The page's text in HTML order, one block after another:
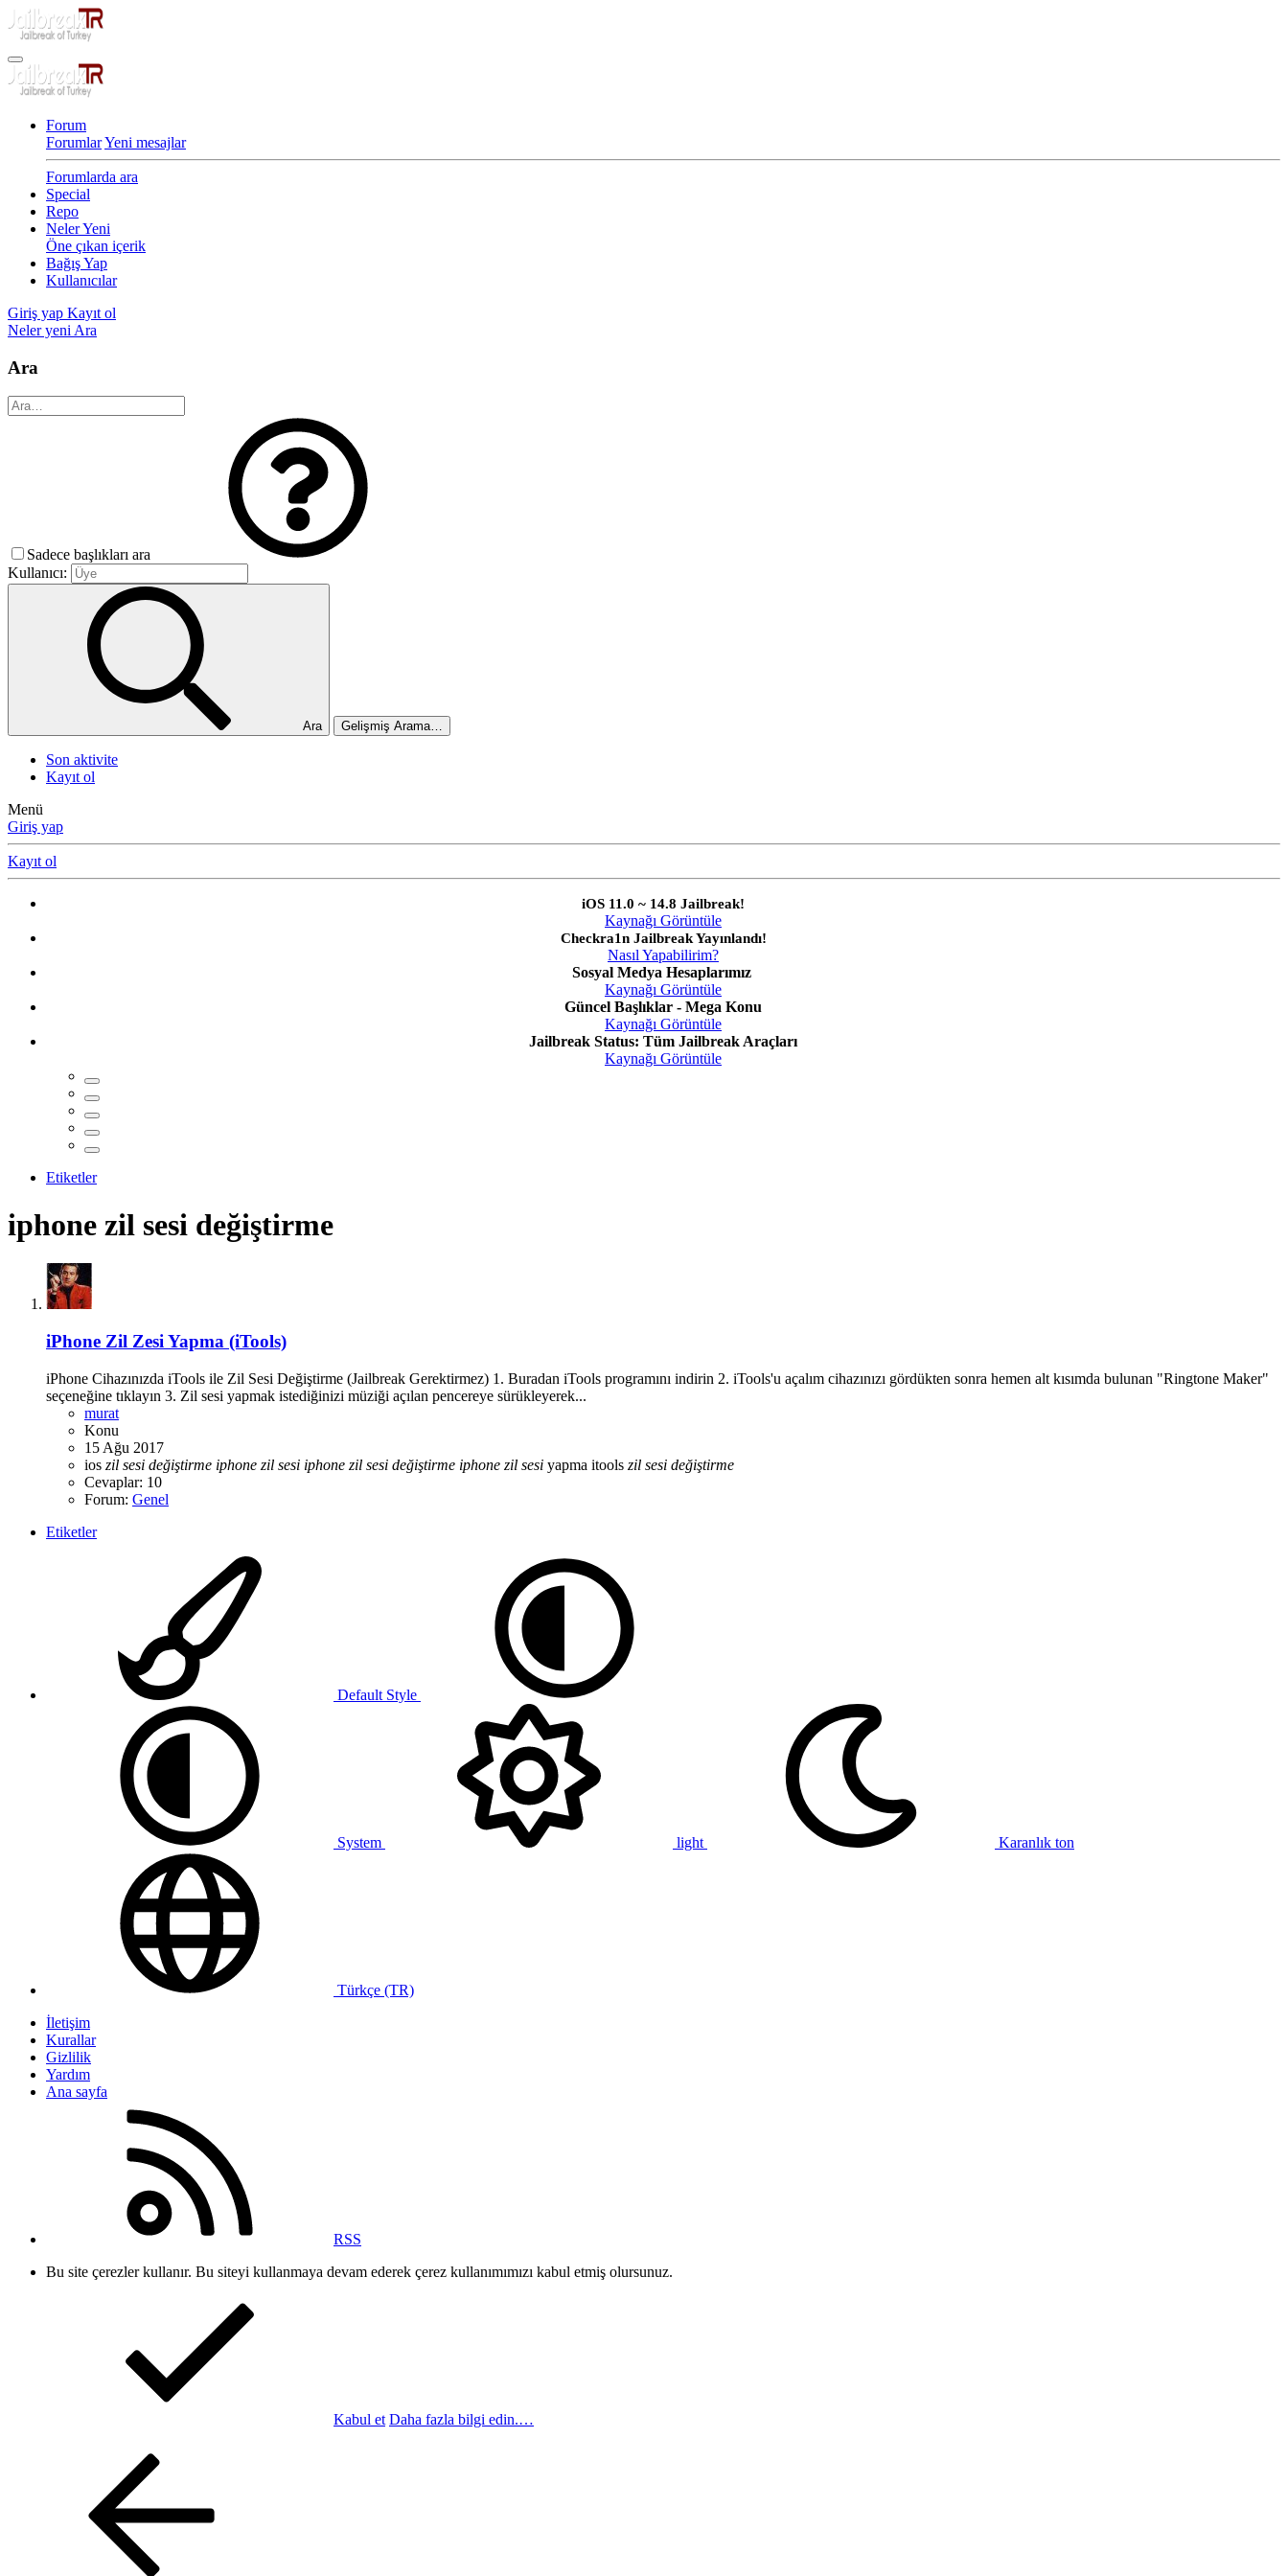
Forum
ForumlarYeni mesajlar
Forumlarda ara
Special
Repo
Neler Yeni
Öne çıkan içerik
Bağış Yap
Kullanıcılar
Giriş yap Kayıt ol
Neler yeni Ara
Ara
Sadece başlıkları ara
Kullanıcı:
Ara Gelişmiş Arama…
Son aktivite
Kayıt ol
Menü
Giriş yap
Kayıt ol
iOS 11.0 ~ 14.8 Jailbreak!
Kaynağı Görüntüle
Checkra1n Jailbreak Yayınlandı!
Nasıl Yapabilirim?
Sosyal Medya Hesaplarımız
Kaynağı Görüntüle
Güncel Başlıklar - Mega Konu
Kaynağı Görüntüle
Jailbreak Status: Tüm Jailbreak Araçları
Kaynağı Görüntüle
Etiketler
iphone zil sesi değiştirme
iPhone Zil Zesi Yapma (iTools)
iPhone Cihazınızda iTools ile Zil Sesi Değiştirme (Jailbreak Gerektirmez) 1. Buradan iTools programını indirin 2. iTools'u açalım cihazınızı gördükten sonra hemen alt kısımda bulunan "Ringtone Maker"
seçeneğine tıklayın 3. Zil sesi yapmak istediğinizi müziği açılan pencereye sürükleyerek...
murat
Konu
15 Ağu 2017
ios zil sesi değiştirme iphone zil sesi iphone zil sesi değiştirme iphone zil sesi yapma itools zil sesi değiştirme
Cevaplar: 10
Forum: Genel
Etiketler
Default Style
System light Karanlık ton
Türkçe (TR)
İletişim
Kurallar
Gizlilik
Yardım
Ana sayfa
RSS
Bu site çerezler kullanır. Bu siteyi kullanmaya devam ederek çerez kullanımımızı kabul etmiş olursunuz.
Kabul et Daha fazla bilgi edin.…